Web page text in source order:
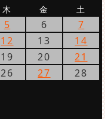
木 金 土
5 6
7
12 13
14
19 20
21
26 27
28